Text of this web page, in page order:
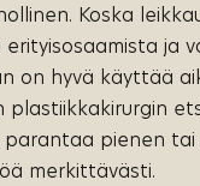
Koska
erityisosaamista ja
on hyvä käyttää
plastiikkakirurgin
pienen tai
merkittävästi.